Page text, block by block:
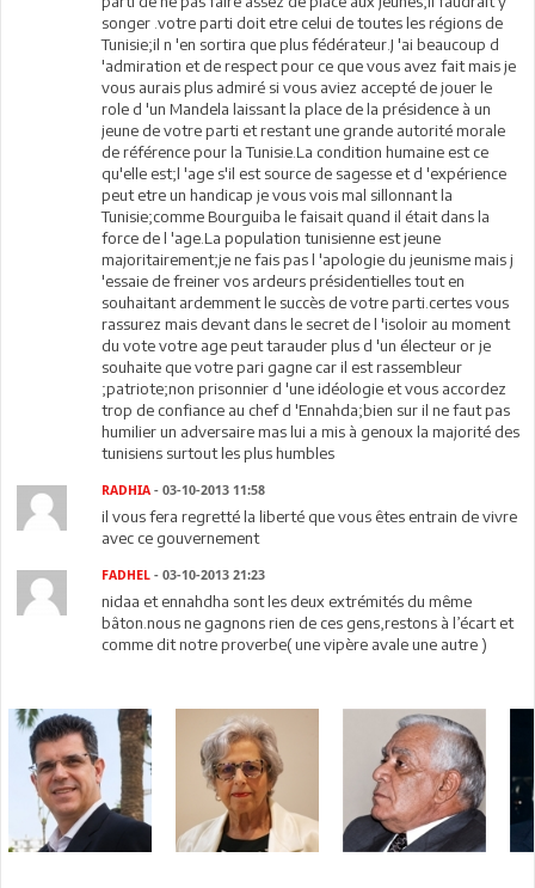
songer .votre parti doit etre celui de toutes les régions de
Tunisie;il n 'en sortira que plus fédérateur.J 'ai beaucoup d
'admiration et de respect pour ce que vous avez fait mais je
vous aurais plus admiré si vous aviez accepté de jouer le
role d 'un Mandela laissant la place de la présidence à un
jeune de votre parti et restant une grande autorité morale
de référence pour la Tunisie.La condition humaine est ce
qu'elle est;l 'age s'il est source de sagesse et d 'expérience
peut etre un handicap je vous vois mal sillonnant la
Tunisie;comme Bourguiba le faisait quand il était dans la
force de l 'age.La population tunisienne est jeune
majoritairement;je ne fais pas l 'apologie du jeunisme mais j
'essaie de freiner vos ardeurs présidentielles tout en
souhaitant ardemment le succès de votre parti.certes vous
rassurez mais devant dans le secret de l 'isoloir au moment
du vote votre age peut tarauder plus d 'un électeur or je
souhaite que votre pari gagne car il est rassembleur
;patriote;non prisonnier d 'une idéologie et vous accordez
trop de confiance au chef d 'Ennahda;bien sur il ne faut pas
humilier un adversaire mas lui a mis à genoux la majorité des
tunisiens surtout les plus humbles
RADHIA - 03-10-2013 11:58
il vous fera regretté la liberté que vous êtes entrain de vivre
avec ce gouvernement
FADHEL - 03-10-2013 21:23
nidaa et ennahdha sont les deux extrémités du même
bâton.nous ne gagnons rien de ces gens,restons à l’écart et
comme dit notre proverbe( une vipère avale une autre )